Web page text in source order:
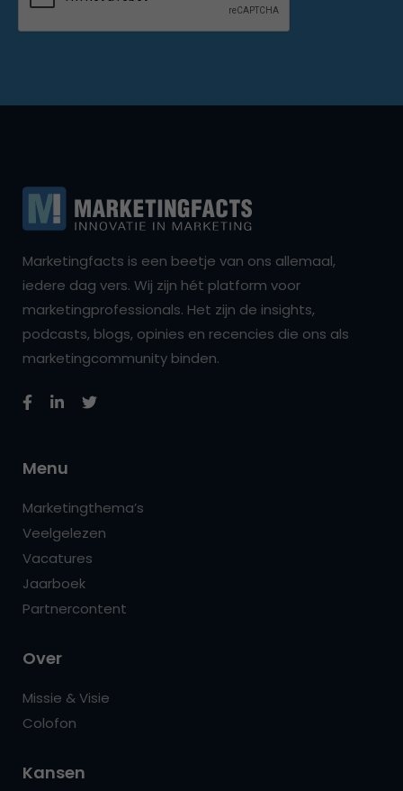
Marketingfacts is een beetje van ons allemaal,
iedere dag vers. Wij zijn hét platform voor
marketingprofessionals. Het zijn de insights,
podcasts, blogs, opinies en recencies die ons als
marketingcommunity binden.
Menu
Marketingthema’s
Veelgelezen
Vacatures
Jaarboek
Partnercontent
Over
Missie & Visie
Colofon
Kansen